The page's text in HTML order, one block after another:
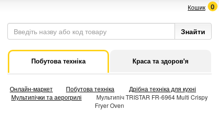
Кошик 0
Побутова техніка Краса та здоров'я
Онлайн-маркет Побутова техніка
Дрібна техніка для кухні
Мультипічки та аерогрилі
Мультипіч TRISTAR FR-6964 Multi Crispy
Fryer Oven